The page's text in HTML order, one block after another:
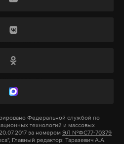
было подписано
авиации на аэродроме
пользоваться в течение 49
провинции Латакия
года меморандуму. 24
командование в Сирии
«Разбой»,
просила лишить
2012-2014 годах Тесак и
людей с дубинками,
Федеральной службой по
технологий и массовых
за номером ЭЛ №ФС77-70379
Главный редактор: Таразевич А.А.